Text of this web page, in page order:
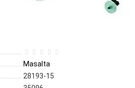
Masalta
28193-15